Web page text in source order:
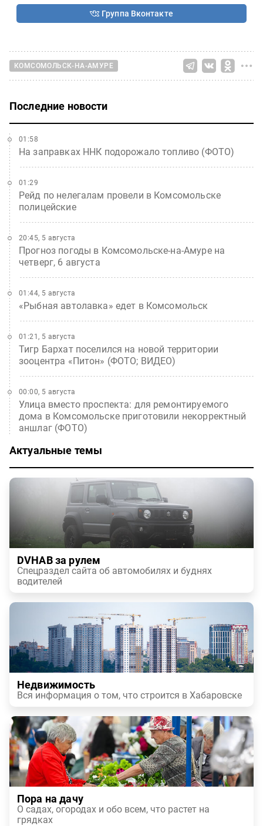
Группа Вконтакте
КОМСОМОЛЬСК-НА-АМУРЕ
Последние новости
На заправках ННК подорожало топливо (ФОТО)
01:58
Рейд по нелегалам провели в Комсомольске
полицейские
01:29
Прогноз погоды в Комсомольске-на-Амуре на
четверг, 6 августа
20:45, 5 августа
«Рыбная автолавка» едет в Комсомольск
01:44, 5 августа
Тигр Бархат поселился на новой территории
зооцентра «Питон» (ФОТО; ВИДЕО)
01:21, 5 августа
Улица вместо проспекта: для ремонтируемого
дома в Комсомольске приготовили некорректный
аншлаг (ФОТО)
00:00, 5 августа
Актуальные темы
DVHAB за рулем
Спецраздел сайта об автомобилях и буднях
водителей
Недвижимость
Вся информация о том, что строится в Хабаровске
Пора на дачу
О садах, огородах и обо всем, что растет на
грядках